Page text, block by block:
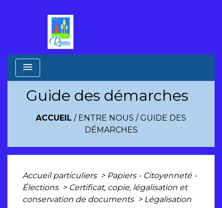
menu
Guide des démarches
ACCUEIL / ENTRE NOUS /GUIDE DES
DÉMARCHES
Accueil particuliers > Papiers - Citoyenneté -
Élections > Certificat, copie, légalisation et
conservation de documents > Légalisation